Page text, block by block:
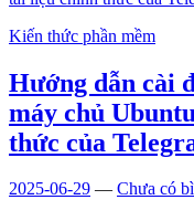
Kiến thức phần mềm
Hướng dẫn cài
máy chủ
thức của
2025-06-29 — Chưa có